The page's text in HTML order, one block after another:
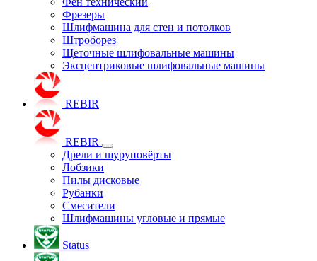
Фрезеры
Шлифмашина для стен и потолков
Штроборез
Щеточные шлифовальные машины
Эксцентриковые шлифовальные машины
REBIR
REBIR
Дрели и шуруповёрты
Лобзики
Пилы дисковые
Рубанки
Смесители
Шлифмашины угловые и прямые
Status